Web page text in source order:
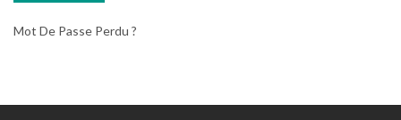
Mot De Passe Perdu ?